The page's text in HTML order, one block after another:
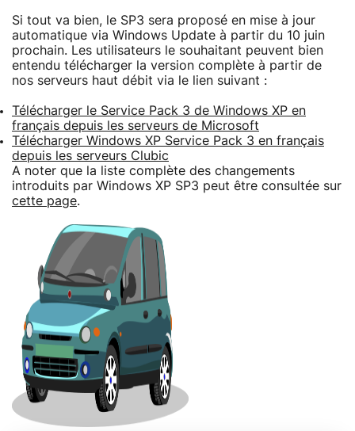
Si tout va bien, le SP3 sera proposé en mise à jour
automatique via Windows Update à partir du 10 juin
prochain. Les utilisateurs le souhaitant peuvent bien
entendu télécharger la version complète à partir de
nos serveurs haut débit via le lien suivant :
Télécharger le Service Pack 3 de Windows XP en
français depuis les serveurs de Microsoft
Télécharger Windows XP Service Pack 3 en français
depuis les serveurs Clubic
A noter que la liste complète des changements
introduits par Windows XP SP3 peut être consultée sur
cette page.